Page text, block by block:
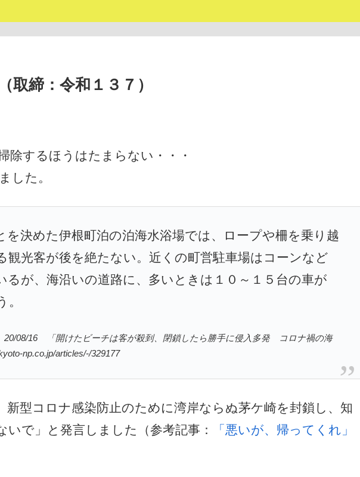
取締：令和１３７）
除するほうはたまらない・・・
した。
を決めた伊根町泊の泊海水浴場では、ロープや柵を乗り越
観光客が後を絶たない。近くの町営駐車場はコーンなど
るが、海沿いの道路に、多いときは１０～１５台の車が
08/16 「開けたビーチは客が殺到、閉鎖したら勝手に侵入多発 コロナ禍の海
np.co.jp/articles/-/329177
新型コロナ感染防止のために湾岸ならぬ茅ケ崎を封鎖し、知
いで」と発言しました（参考記事：
「悪いが、帰ってくれ」